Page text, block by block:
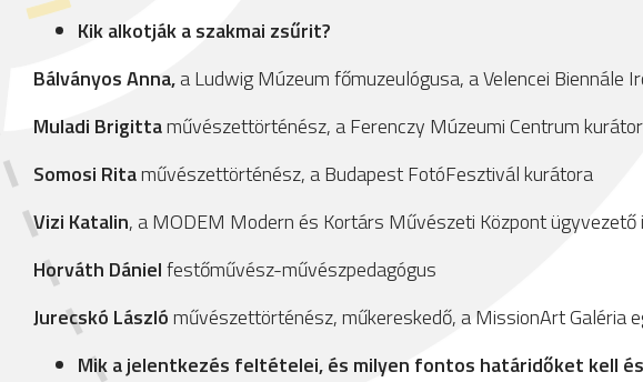
Kik alkotják a szakmai zsűrit?
Bálványos Anna,a Ludwig Múzeum főmuzeulógusa, a Velencei Biennále
Muladi Brigittaművészettörténész, a Ferenczy Múzeumi Centrum
Somosi Ritaművészettörténész, a Budapest FotóFesztivál kurátora
Vizi Katalin, a MODEM Modern és Kortárs Művészeti Központ ügyvezető
Horváth Dánielfestőművész-művészpedagógus
Jurecskó Lászlóművészettörténész, műkereskedő, a MissionArt Galéria
Mik a jelentkezés feltételei, és milyen fontos határidőket kell